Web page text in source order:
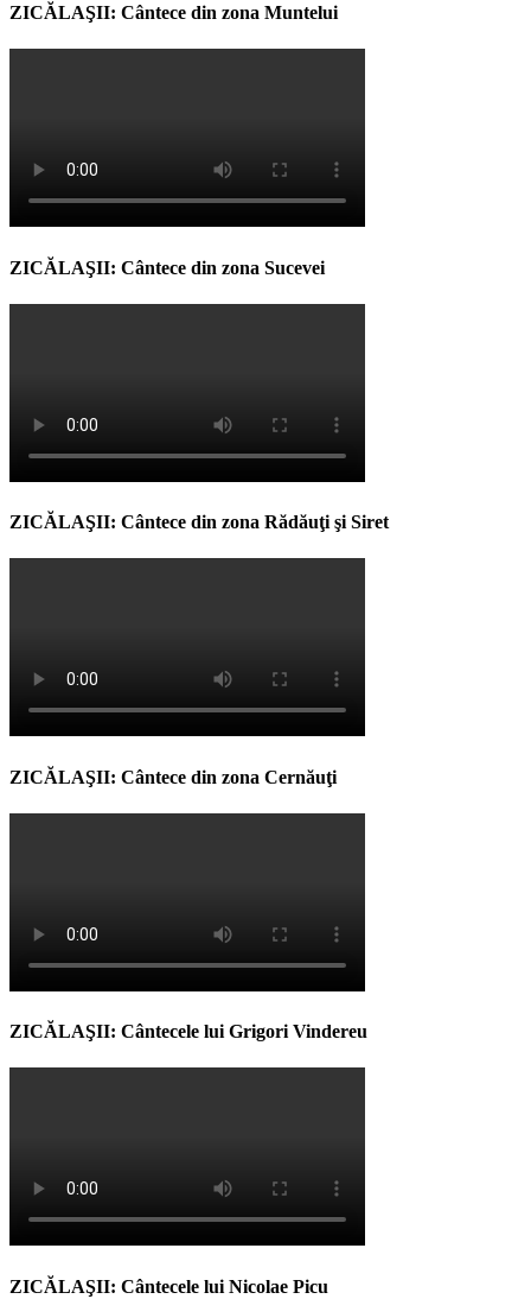
ZICĂLAŞII: Cântece din zona Muntelui
ZICĂLAŞII: Cântece din zona Sucevei
ZICĂLAŞII: Cântece din zona Rădăuţi şi Siret
ZICĂLAŞII: Cântece din zona Cernăuţi
ZICĂLAŞII: Cântecele lui Grigori Vindereu
ZICĂLAŞII: Cântecele lui Nicolae Picu